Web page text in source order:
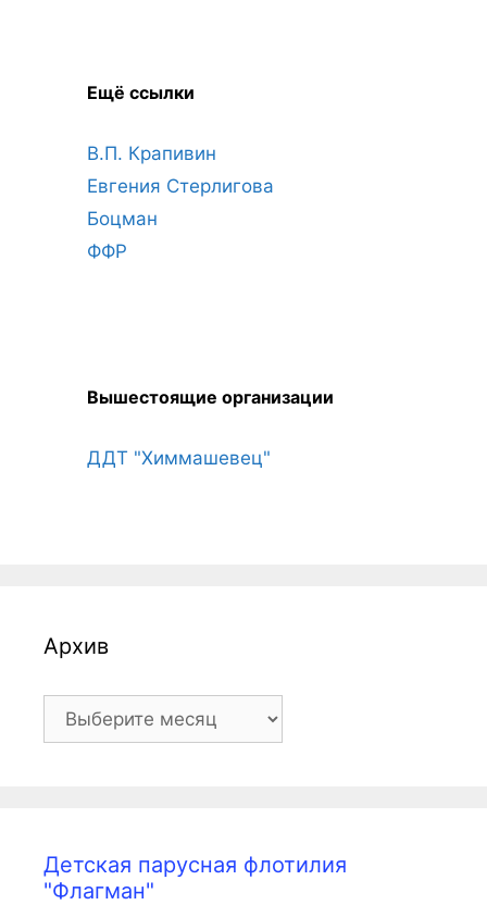
Ещё ссылки
В.П. Крапивин
Евгения Стерлигова
Боцман
ФФР
Вышестоящие организации
ДДТ "Химмашевец"
Архив
Архив
Детская парусная флотилия
"Флагман"